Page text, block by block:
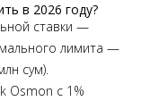
в 2026 году?
ставки —
лимита —
сум).
Osmon с 1%